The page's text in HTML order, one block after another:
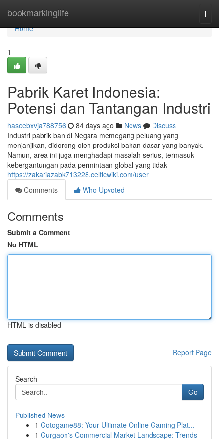
bookmarkinglife
Home
Home
1
Pabrik Karet Indonesia:
Potensi dan Tantangan Industri
haseebxvja788756 84 days ago News
Discuss
Industri pabrik ban di Negara memegang peluang yang
menjanjikan, didorong oleh produksi bahan dasar yang banyak.
Namun, area ini juga menghadapi masalah serius, termasuk
kebergantungan pada permintaan global yang tidak
https://zakariazabk713228.celticwiki.com/user
Comments
Who Upvoted
Comments
Submit a Comment
No HTML
HTML is disabled
Report Page
Search
Go
Published News
1 Gotogame88: Your Ultimate Online Gaming Plat...
1 Gurgaon's Commercial Market Landscape: Trends